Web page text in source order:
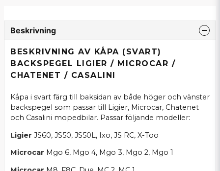
Beskrivning
BESKRIVNING AV KÅPA (SVART)
BACKSPEGEL LIGIER / MICROCAR /
CHATENET / CASALINI
Kåpa i svart färg till baksidan av både höger och vänster
backspegel som passar till Ligier, Microcar, Chatenet
och Casalini mopedbilar. Passar följande modeller:
Ligier JS60, JS50, JS50L, Ixo, JS RC, X-Too
Microcar Mgo 6, Mgo 4, Mgo 3, Mgo 2, Mgo 1